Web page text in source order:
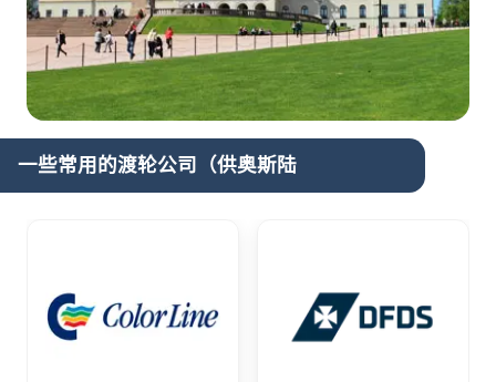
一些常用的渡轮公司（供奥斯陆